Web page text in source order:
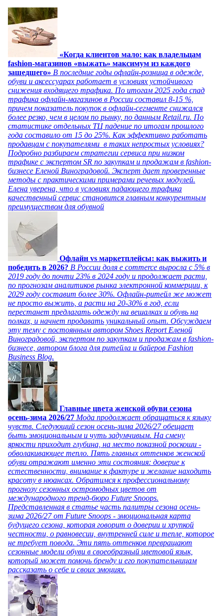
«Когда клиентов мало: как владельцам
fashion-магазинов «выжать» максимум из каждого
зашедшего» В последние годы офлайн-розница в одежде,
обуви и аксессуарах работает в условиях устойчивого
снижения входящего трафика. По итогам 2025 года спад
трафика офлайн-магазинов в России составил 8-15 %,
причем показатель покупок в офлайн-сегменте снижался
более резко, чем в целом по рынку, по данным Retail.ru. По
статистике отдельных ТЦ падение по итогам прошлого
года составило от 15 до 25%. Как эффективно работать
продавцам с покупателями в таких непростых условиях?
Подробно разбираем стратегии сервиса при низком
трафике с экспертом SR по закупкам и продажам в fashion-
бизнесе Еленой Виноградовой. Эксперт дает проверенные
методы с практическими примерами речевых модулей.
Елена уверена, что в условиях падающего трафика
качественный сервис становится главным конкурентным
преимуществом для обувной
Офлайн vs маркетплейсы: как выжить и
победить в 2026? В России доля e commerce выросла с 5% в
2019 году до почти 23% в 2024 году и продолжает расти,
по прогнозам аналитиков рынка электронной коммерции, к
2029 году составит более 30%. Офлайн-ритейл же может
не просто выжить, а расти на 20-30% в год, если
перестанет предлагать одежду на вешалках и обувь на
полках, и начнет продавать уникальный опыт. Обсуждаем
эту тему с постоянным автором Shoes Report Еленой
Виноградовой, экспертом по закупкам и продажам в fashion-
бизнесе, автором блога для ритейла и байеров Fashion
Business Blog.
Главные цвета женской обуви сезона
осень-зима 2026/27 Мода продолжает обращаться к языку
чувств. Следующий сезон осень-зима 2026/27 обещает
быть эмоциональным и чуть задумчивым. На смену
яркости приходит глубина, на место показной роскоши -
обволакивающее тепло. Пять главных оттенков женской
обуви отражают именно эти состояния: доверие к
естественности, внимание к фактуре и желание находить
красоту в нюансах. Обратимся к профессиональному
прогнозу сезонных остромодных цветов от
международного тренд-бюро Future Snoops.
Представленная в статье часть палитры сезона осень-
зима 2026/27 от Future Snoops - эмоциональная карта
будущего сезона, которая говорит о доверии и хрупкой
честности, о равновесии, внутренней силе и тепле, которое
не требует повода. Эти пять оттенков превращают
сезонные модели обуви в своеобразный цветовой язык,
который может помочь бренду и его покупательницам
рассказать о себе и своих эмоциях.